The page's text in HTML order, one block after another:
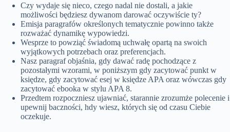
Czy wydaje się nieco, czego nadal nie dostali, a jakie
możliwości będziesz dywanom darować oczywiście ty?
Emisja paragrafów określonych tematycznie powinno także
rozważać dynamikę wypowiedzi.
Wesprze to powziąć świadomą uchwałę opartą na swoich
wyjątkowych potrzebach oraz preferencjach.
Nasz paragraf objaśnia, gdy dawać radę pochodzące z
pozostałymi wzorami, w poniższym gdy zacytować punkt w
księdze, gdy zacytować esej w księdze APA oraz wówczas gdy
zacytować ebooka w stylu APA 8.
Przedtem rozpoczniesz ujawniać, starannie zrozumże polecenie i
upewnij baczności, hdy wiesz, których się od czasu Ciebie
oczekuje.